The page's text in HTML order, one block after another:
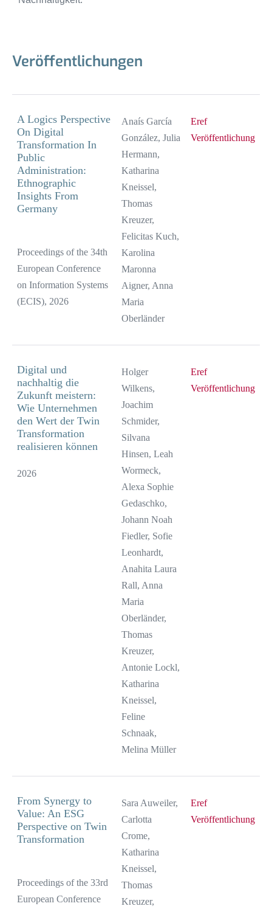
Veröffentlichungen
A Logics Perspective
On Digital
Transformation In
Public
Administration:
Ethnographic
Insights From
Germany
Proceedings of the 34th
European Conference
on Information Systems
(ECIS), 2026
Anaís García
González, Julia
Hermann,
Katharina
Kneissel,
Thomas
Kreuzer,
Felicitas Kuch,
Karolina
Maronna
Aigner, Anna
Maria
Oberländer
Eref
Veröffentlichung
Digital und
nachhaltig die
Zukunft meistern:
Wie Unternehmen
den Wert der Twin
Transformation
realisieren können
2026
Holger
Wilkens,
Joachim
Schmider,
Silvana
Hinsen, Leah
Wormeck,
Alexa Sophie
Gedaschko,
Johann Noah
Fiedler, Sofie
Leonhardt,
Anahita Laura
Rall, Anna
Maria
Oberländer,
Thomas
Kreuzer,
Antonie Lockl,
Katharina
Kneissel,
Feline
Schnaak,
Melina Müller
Eref
Veröffentlichung
From Synergy to
Value: An ESG
Perspective on Twin
Transformation
Proceedings of the 33rd
European Conference
Sara Auweiler,
Carlotta
Crome,
Katharina
Kneissel,
Thomas
Kreuzer,
Eref
Veröffentlichung